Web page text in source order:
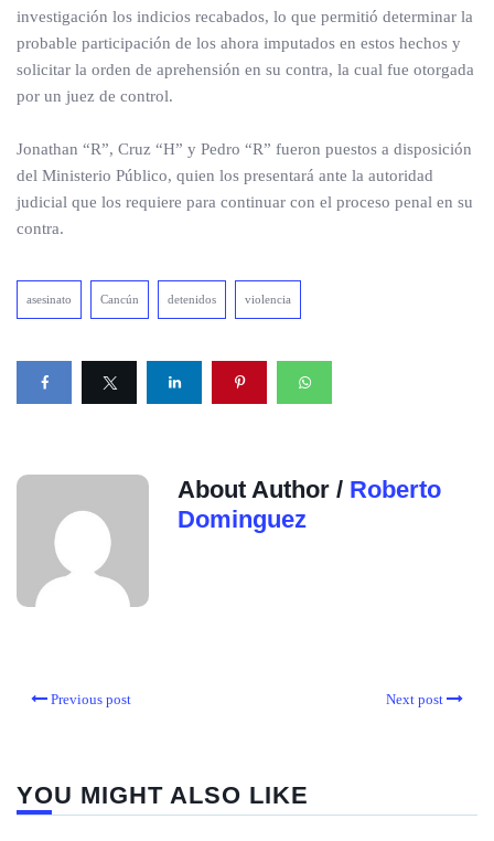
investigación los indicios recabados, lo que permitió determinar la
probable participación de los ahora imputados en estos hechos y
solicitar la orden de aprehensión en su contra, la cual fue otorgada
por un juez de control.
Jonathan “R”, Cruz “H” y Pedro “R” fueron puestos a disposición
del Ministerio Público, quien los presentará ante la autoridad
judicial que los requiere para continuar con el proceso penal en su
contra.
asesinato Cancún detenidos violencia
About Author / Roberto
Dominguez
Previous post Next post
YOU MIGHT ALSO LIKE